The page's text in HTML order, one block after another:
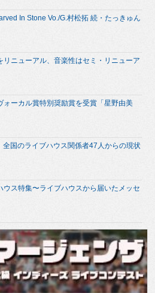
In Stone Vo./G.村松拓 続・たっきゅん
リニューアル、音楽性はセミ・リニューア
ォーカル賞特別奨励賞を受賞「星野由美
全国のライブハウス関係者47人からの現状
ウス特集〜ライブハウスから届いたメッセ